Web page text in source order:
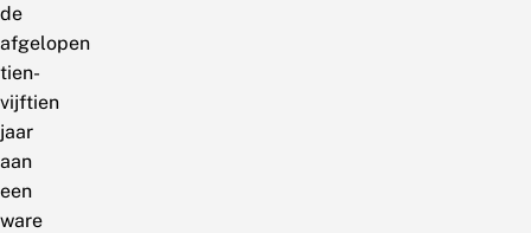
de
afgelopen
tien-
vijftien
jaar
aan
een
ware